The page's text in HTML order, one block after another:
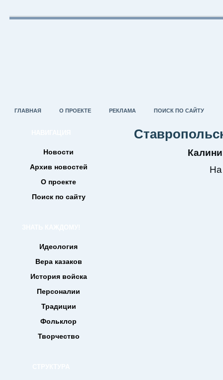
ГЛАВНАЯ О ПРОЕКТЕ РЕКЛАМА ПОИСК ПО САЙТУ
Новости
Архив новостей
О проекте
Поиск по сайту
Идеология
Вера казаков
История войска
Персоналии
Традиции
Фольклор
Творчество
На